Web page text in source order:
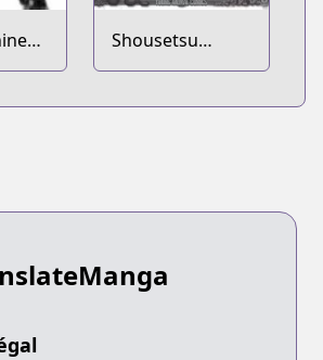
Shousetsu
Berserk: Enryuu